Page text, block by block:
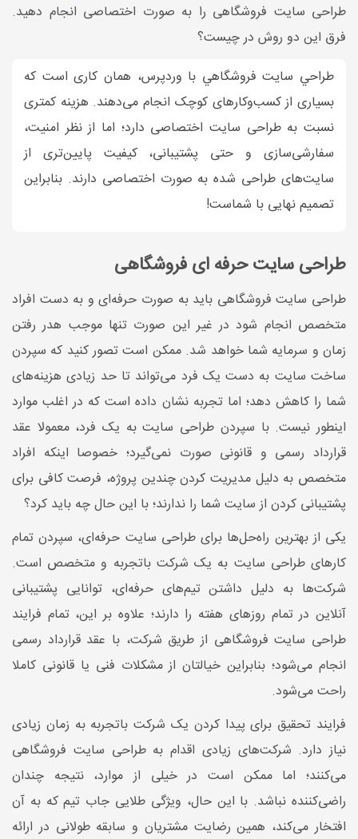
طراحی سایت فروشگاهی را به صورت اختصاصی انجام دهید.
فرق این دو روش در چیست؟
طراحي سايت فروشگاهي با وردپرس، همان کاری است که
بسیاری از کسب‌وکارهای کوچک انجام می‌دهند. هزینه کمتری
نسبت به طراحی سایت اختصاصی دارد؛ اما از نظر امنیت،
سفارشی‌سازی و حتی پشتیبانی، کیفیت پایین‌تری از
سایت‌های طراحی شده به صورت اختصاصی دارند. بنابراین
تصمیم نهایی با شماست!
طراحی سایت حرفه ای فروشگاهی
طراحی سایت فروشگاهی باید به صورت حرفه‌ای و به دست افراد
متخصص انجام شود در غیر این صورت تنها موجب هدر رفتن
زمان و سرمایه شما خواهد شد. ممکن است تصور کنید که سپردن
ساخت سایت به دست یک فرد می‌تواند تا حد زیادی هزینه‌های
شما را کاهش دهد؛ اما تجربه نشان داده است که در اغلب موارد
اینطور نیست. با سپردن طراحی سایت به یک فرد، معمولا عقد
قرارداد رسمی و قانونی صورت نمی‌گیرد؛ خصوصا اینکه افراد
متخصص به دلیل مدیریت کردن چندین پروژه، فرصت کافی برای
پشتیبانی کردن از سایت شما را ندارند؛ با این حال چه باید کرد؟
یکی از بهترین راه‌حل‌ها برای طراحی سایت حرفه‌ای، سپردن تمام
کارهای طراحی سایت به یک شرکت باتجربه و متخصص است.
شرکت‌ها به دلیل داشتن تیم‌های حرفه‌ای، توانایی پشتیبانی
آنلاین در تمام روزهای هفته را دارند؛ علاوه بر این، تمام فرایند
طراحی سایت فروشگاهی از طریق شرکت، با عقد قرارداد رسمی
انجام می‌شود؛ بنابراین خیالتان از مشکلات فنی یا قانونی کاملا
راحت می‌شود.
فرایند تحقیق برای پیدا کردن یک شرکت باتجربه به زمان زیادی
نیاز دارد. شرکت‌های زیادی اقدام به طراحی سایت فروشگاهی
می‌کنند؛ اما ممکن است در خیلی از موارد، نتیجه چندان
راضی‌کننده نباشد. با این حال، ویژگی طلایی جاب تیم که به آن
افتخار می‌کند، همین رضایت مشتریان و سابقه طولانی در ارائه